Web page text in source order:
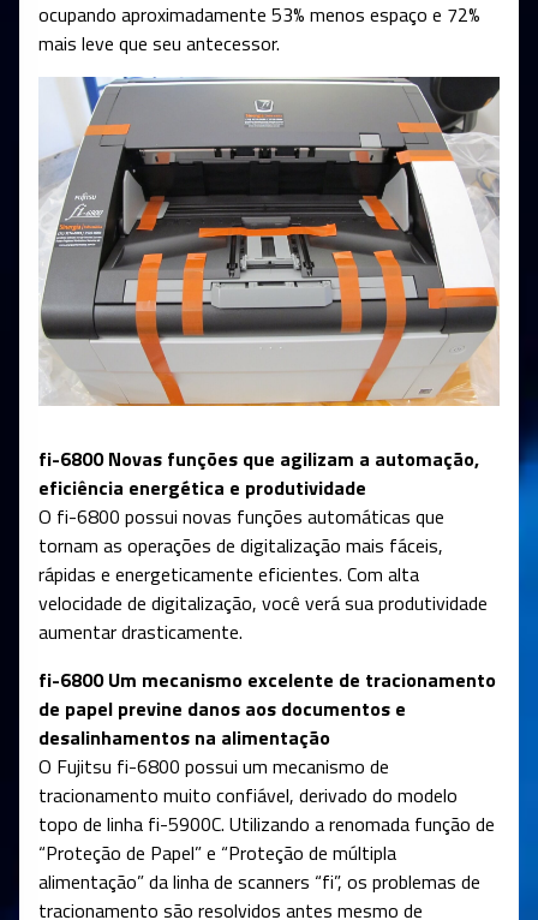
ocupando aproximadamente 53% menos espaço e 72%
mais leve que seu antecessor.
fi-6800 Novas funções que agilizam a automação,
eficiência energética e produtividade
O fi-6800 possui novas funções automáticas que
tornam as operações de digitalização mais fáceis,
rápidas e energeticamente eficientes. Com alta
velocidade de digitalização, você verá sua produtividade
aumentar drasticamente.
fi-6800 Um mecanismo excelente de tracionamento
de papel previne danos aos documentos e
desalinhamentos na alimentação
O Fujitsu fi-6800 possui um mecanismo de
tracionamento muito confiável, derivado do modelo
topo de linha fi-5900C. Utilizando a renomada função de
“Proteção de Papel” e “Proteção de múltipla
alimentação” da linha de scanners “fi”, os problemas de
tracionamento são resolvidos antes mesmo de